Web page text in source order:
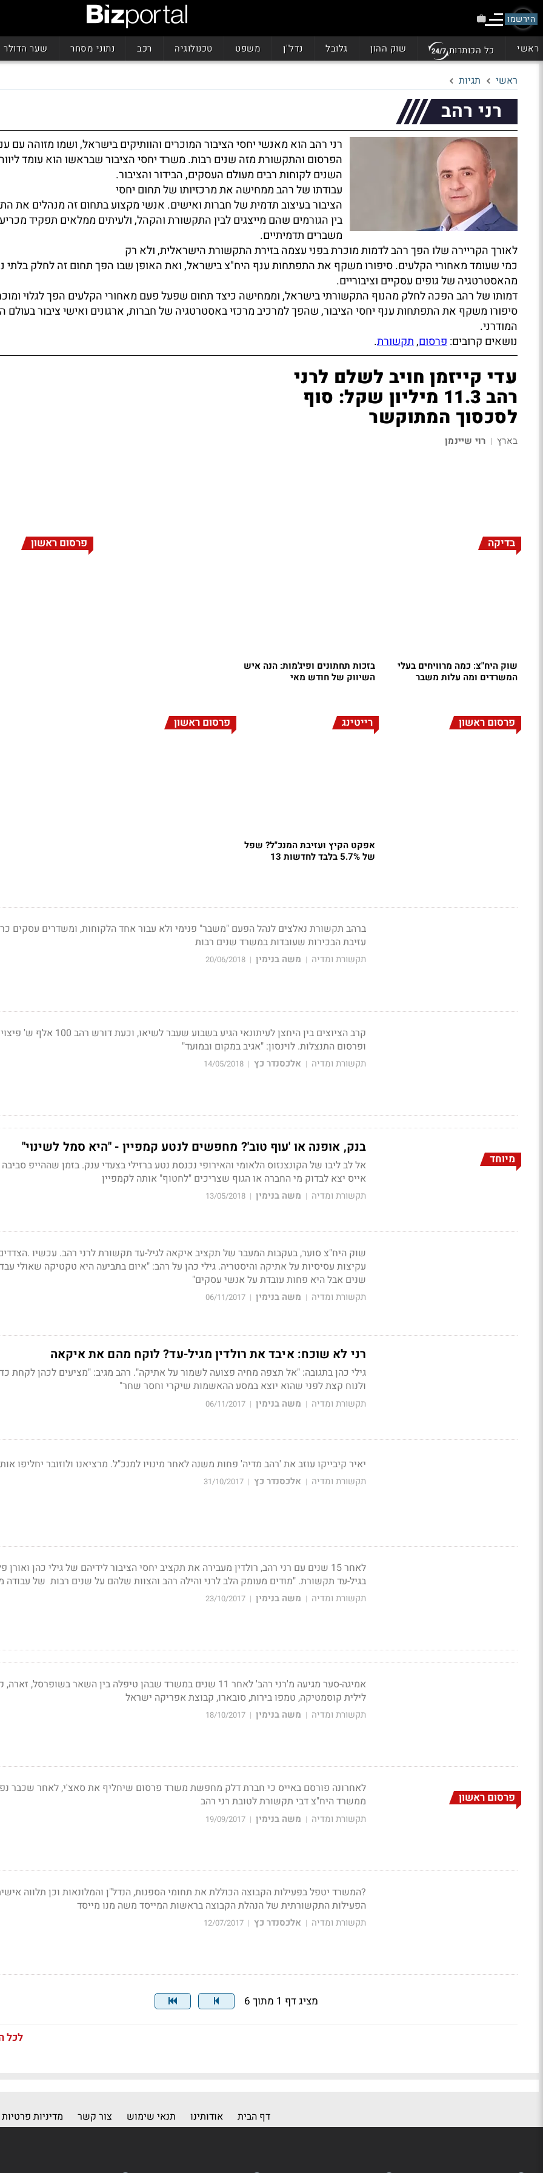
הירשמו
ראשי כל הכותרות שוק ההון גלובל נדל"ן משפט טכנולוגיה רכב נתוני מסחר שער הדולר
ראשי תגיות
רני רהב
רני רהב הוא מאנשי יחסי הציבור המוכרים והוותיקים בישראל, ושמו מזוהה עם
הפרסום והתקשורת מזה שנים רבות. משרד יחסי הציבור שבראשו הוא עומד
השנים לקוחות רבים מעולם העסקים, הבידור והציבור.
עבודתו של רהב ממחישה את מרכזיותו של תחום יחסי
הציבור בעיצוב תדמית של חברות ואישים. אנשי מקצוע בתחום זה מנהלים את
בין הגורמים שהם מייצגים לבין התקשורת והקהל, ולעיתים ממלאים תפקיד
משברים תדמיתיים.
לאורך הקריירה שלו הפך רהב לדמות מוכרת בפני עצמה בזירת התקשורת הישראלית, ולא רק
כמי שעומד מאחורי הקלעים. סיפורו משקף את התפתחות ענף היח"צ בישראל, ואת האופן שבו הפך תחום זה לחלק בלתי
מהאסטרטגיה של גופים עסקיים וציבוריים.
דמותו של רהב הפכה לחלק מהנוף התקשורתי בישראל, וממחישה כיצד תחום שפעל פעם מאחורי הקלעים הפך לגלוי
סיפורו משקף את התפתחות ענף יחסי הציבור, שהפך למרכיב מרכזי באסטרטגיה של חברות, ארגונים ואישי ציבור
המודרני.
נושאים קרובים:פרסום,תקשורת.
עדי קייזמן חויב לשלם לרני
רהב 11.3 מיליון שקל: סוף
לסכסוך המתוקשר
בארץ | רוי שיינמן
בדיקה
שוק היח"צ: כמה מרוויחים בעלי
המשרדים ומה עלות משבר
בזכות תחתונים ופיג'מות: הנה איש
השיווק של חודש מאי
פרסום ראשון
פרסום ראשון רייטינג
אפקט הקיץ ועזיבת המנכ"ל? שפל
של 5.7% בלבד לחדשות 13
פרסום ראשון
ברהב תקשורת נאלצים לנהל הפעם "משבר" פנימי ולא עבור אחד הלקוחות, ומשדרים עסקים
עזיבת הבכירות שעובדות במשרד שנים רבות
תקשורת ומדיה | משה בנימין |
20/06/2018
קרב הציוצים בין היחצן לעיתונאי הגיע בשבוע שעבר לשיאו, וכעת דורש רהב
ופרסום התנצלות. לוינסון: "אגיב במקום ובמועד"
תקשורת ומדיה | אלכסנדר כץ |
14/05/2018
מיוחד
בנק, אופנה או 'עוף טוב'? מחפשים לנטע קמפיין - "היא סמל לשינוי"
אל לב ליבו של הקונצנזוס הלאומי והאירופי נכנסת נטע ברזילי בצעדי ענק. בזמן שההייפ
אייס יצא לבדוק מי החברה או הגוף שצריכים "לחטוף" אותה לקמפיין
תקשורת ומדיה | משה בנימין |
13/05/2018
שוק היח"צ סוער, בעקבות המעבר של תקציב איקאה לגיל-עד תקשורת לרני רהב. עכשיו
עקיצות עסיסיות על אתיקה והיסטריה. גילי כהן על רהב: "איום בתביעה היא טקטיקה שאולי
שנים אבל היא פחות עובדת על אנשי עסקים"
תקשורת ומדיה | משה בנימין |
06/11/2017
רני לא שוכח: איבד את רולדין מגיל-עד? לוקח מהם את איקאה
גילי כהן בתגובה: "אל תצפה מחיה פצועה לשמור על אתיקה". רהב מגיב: "מציעים לכהן לקחת
ולנוח קצת לפני שהוא יוצא במסע ההאשמות שיקרי וחסר שחר"
תקשורת ומדיה | משה בנימין |
06/11/2017
יאיר קיבייקו עוזב את 'רהב מדיה' פחות משנה לאחר מינויו למנכ"ל. מרציאנו ולוזובר יחליפו
תקשורת ומדיה | אלכסנדר כץ |
31/10/2017
לאחר 15 שנים עם רני רהב, רולדין מעבירה את תקציב יחסי הציבור לידיהם של גילי כהן ואורן
בגיל-עד תקשורת. "מודים מעומק הלב לרני והילה רהב והצוות שלהם על שנים רבות של
תקשורת ומדיה | משה בנימין |
23/10/2017
אמיגה-סער מגיעה מ'רני רהב' לאחר 11 שנים במשרד שבהן טיפלה בין השאר בשופרסל,
לילית קוסמטיקה, טמפו בירות, סובארו, קבוצת אפריקה ישראל
תקשורת ומדיה | משה בנימין |
18/10/2017
פרסום ראשון
לאחרונה פורסם באייס כי חברת דלק מחפשת משרד פרסום שיחליף את סאצ'י, לאחר שכבר
ממשרד היח"צ דבי תקשורת לטובת רני רהב
תקשורת ומדיה | משה בנימין |
19/09/2017
?המשרד יטפל בפעילות הקבוצה הכוללת את תחומי הספנות, הנדל"ן והמלונאות וכן תלווה
הפעילות התקשורתית של הנהלת הקבוצה בראשות המייסד משה מנו מייסד
תקשורת ומדיה | אלכסנדר כץ |
12/07/2017
מציג דף 1 מתוך 6
לכל
דף הבית אודותינו תנאי שימוש צור קשר מדיניות פרטיות